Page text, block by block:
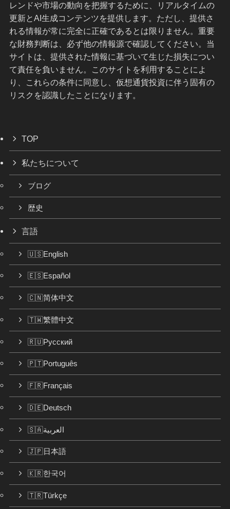
レンドや市場の動向を把握するために、リアルタイムの
更新とAI生成コンテンツを提供します。ただし、提供さ
れる情報が常に完全に正確であるとは限りません。重要
な財務判断は、必ず他の情報源で確認してください。当
サイトは、提供された情報に基づいて生じた損失につい
て責任を負いません。このサイトを利用することによ
り、これらの条件に同意し、仮想通貨投資に伴う固有の
リスクを認識したことになります。
TOP
私たちについて
ブログ
歴史
言語
🇺🇸English
🇪🇸Español
🇨🇳简体中文
🇹🇼繁體中文
🇷🇺Русский
🇵🇹Português
🇫🇷Français
🇩🇪Deutsch
🇸🇦العربية
🇯🇵日本語
🇰🇷한국어
🇹🇷Türkçe